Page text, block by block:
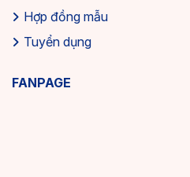
Hợp đồng mẫu
Tuyển dụng
FANPAGE